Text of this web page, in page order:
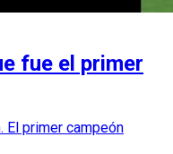
fue el primer
El primer campeón